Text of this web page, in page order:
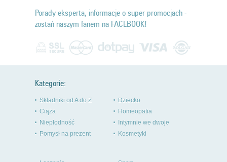
Porady eksperta, informacje o super promocjach -
zostań naszym fanem na FACEBOOK!
Kategorie:
Składniki od A do Ż
Ciąża
Niepłodność
Pomysł na prezent
Dziecko
Homeopatia
Intymnie we dwoje
Kosmetyki